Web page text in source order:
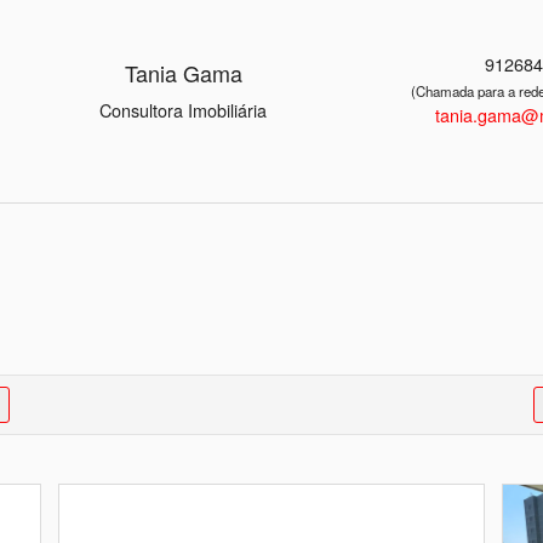
Tania Gama
Consultora Imobiliária
(Chamada para a